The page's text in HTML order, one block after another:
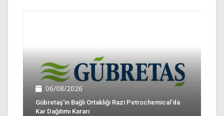
06/08/2026
Gübretaş'ın Bağlı Ortaklığı Razi Petrochemical'da
Kar Dağıtımı Kararı